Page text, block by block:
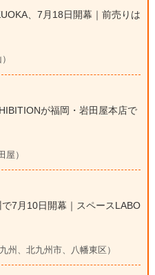
、7月18日開幕｜前売りは
が福岡・岩田屋本店で
）
7月10日開幕｜スペースLABO
州、北九州市、八幡東区）